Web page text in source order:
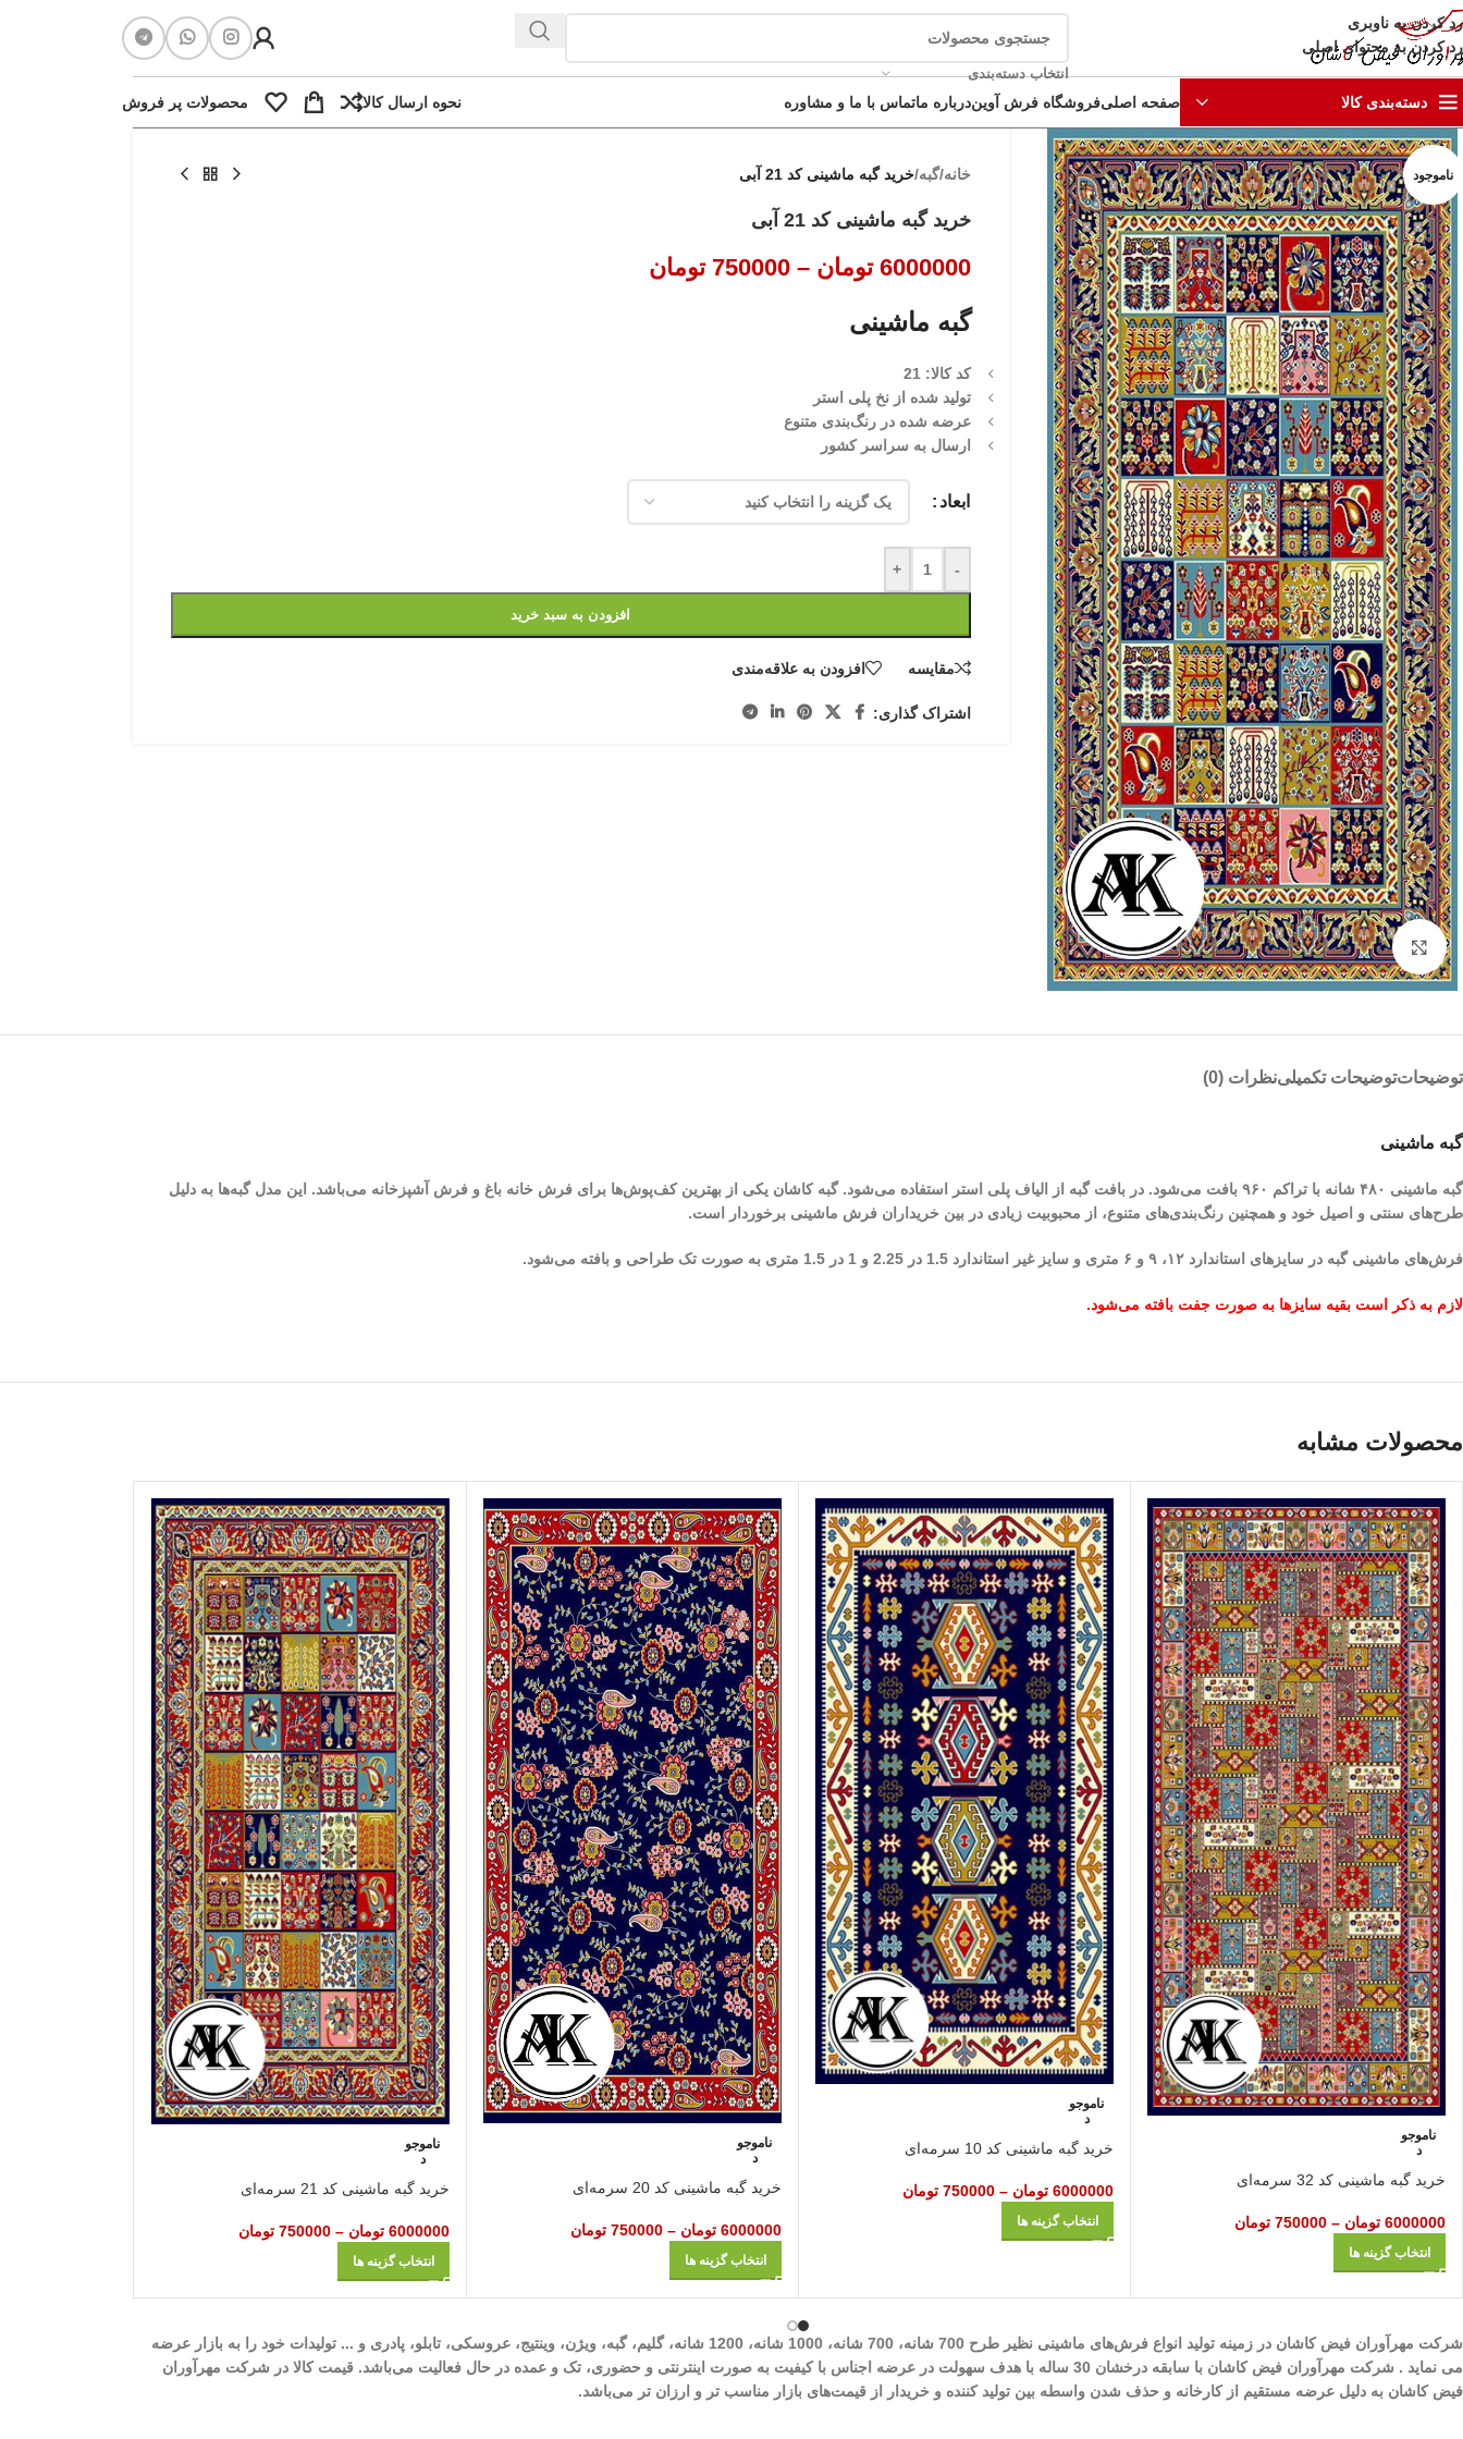
رد کردن به ناوبری
رد کردن به محتوای اصلی
انتخاب دسته‌بندی
دسته‌بندی کالا صفحه اصلیفروشگاه فرش آویندرباره ماتماس با ما و مشاوره نحوه ارسال کالا محصولات پر فروش
ناموجود
بزرگنمایی تصویر
خانه/گبه/خرید گبه ماشینی کد 21 آبی
خرید گبه ماشینی کد 21 آبی
6000000 تومان –
750000 تومان
گبه ماشینی
کد کالا: 21
تولید شده از نخ پلی استر
عرضه شده در رنگ‌بندی متنوع
ارسال به سراسر کشور
ابعاد
-
+
افزودن به سبد خرید
مقایسه افزودن به علاقه‌مندی
اشتراک گذاری:
توضیحاتتوضیحات تکمیلینظرات (0)
گبه ماشینی
گبه ماشینی ۴۸۰ شانه با تراکم ۹۶۰ بافت می‌شود. در بافت گبه از الیاف پلی استر استفاده می‌شود. گبه کاشان یکی از بهترین کف‌پوش‌ها برای فرش خانه باغ و فرش آشپزخانه می‌باشد. این مدل گبه‌ها به دلیل
طرح‌های سنتی و اصیل خود و همچنین رنگ‌بندی‌های متنوع، از محبوبیت زیادی در بین خریداران فرش ماشینی برخوردار است.
فرش‌های ماشینی گبه در سایزهای استاندارد ۱۲، ۹ و ۶ متری و سایز غیر استاندارد 1.5 در 2.25 و 1 در 1.5 متری به صورت تک طراحی و بافته می‌شود.
لازم به ذکر است بقیه سایزها به صورت جفت بافته می‌شود.
محصولات مشابه
ناموجو
د
خرید گبه ماشینی کد 32 سرمه‌ای
6000000 تومان –
750000 تومان
انتخاب گزینه ها
ناموجو
د
خرید گبه ماشینی کد 10 سرمه‌ای
6000000 تومان –
750000 تومان
انتخاب گزینه ها
ناموجو
د
خرید گبه ماشینی کد 20 سرمه‌ای
6000000 تومان –
750000 تومان
انتخاب گزینه ها
ناموجو
د
خرید گبه ماشینی کد 21 سرمه‌ای
6000000 تومان –
750000 تومان
انتخاب گزینه ها
شرکت مهرآوران فیض کاشان در زمینه تولید انواع فرش‌های ماشینی نظیر طرح 700 شانه، 700 شانه، 1000 شانه، 1200 شانه، گلیم، گبه، ویژن، وینتیج، عروسکی، تابلو، پادری و ... تولیدات خود را به بازار عرضه
می نماید . شرکت مهرآوران فیض کاشان با سابقه درخشان 30 ساله با هدف سهولت در عرضه اجناس با کیفیت به صورت اینترنتی و حضوری، تک و عمده در حال فعالیت می‌باشد. قیمت کالا در شرکت مهرآوران
فیض کاشان به دلیل عرضه مستقیم از کارخانه و حذف شدن واسطه بین تولید کننده و خریدار از قیمت‌های بازار مناسب تر و ارزان تر می‌باشد.